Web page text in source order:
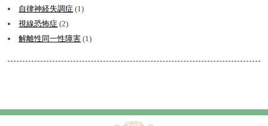
自律神経失調症 (1)
視線恐怖症 (2)
解離性同一性障害 (1)